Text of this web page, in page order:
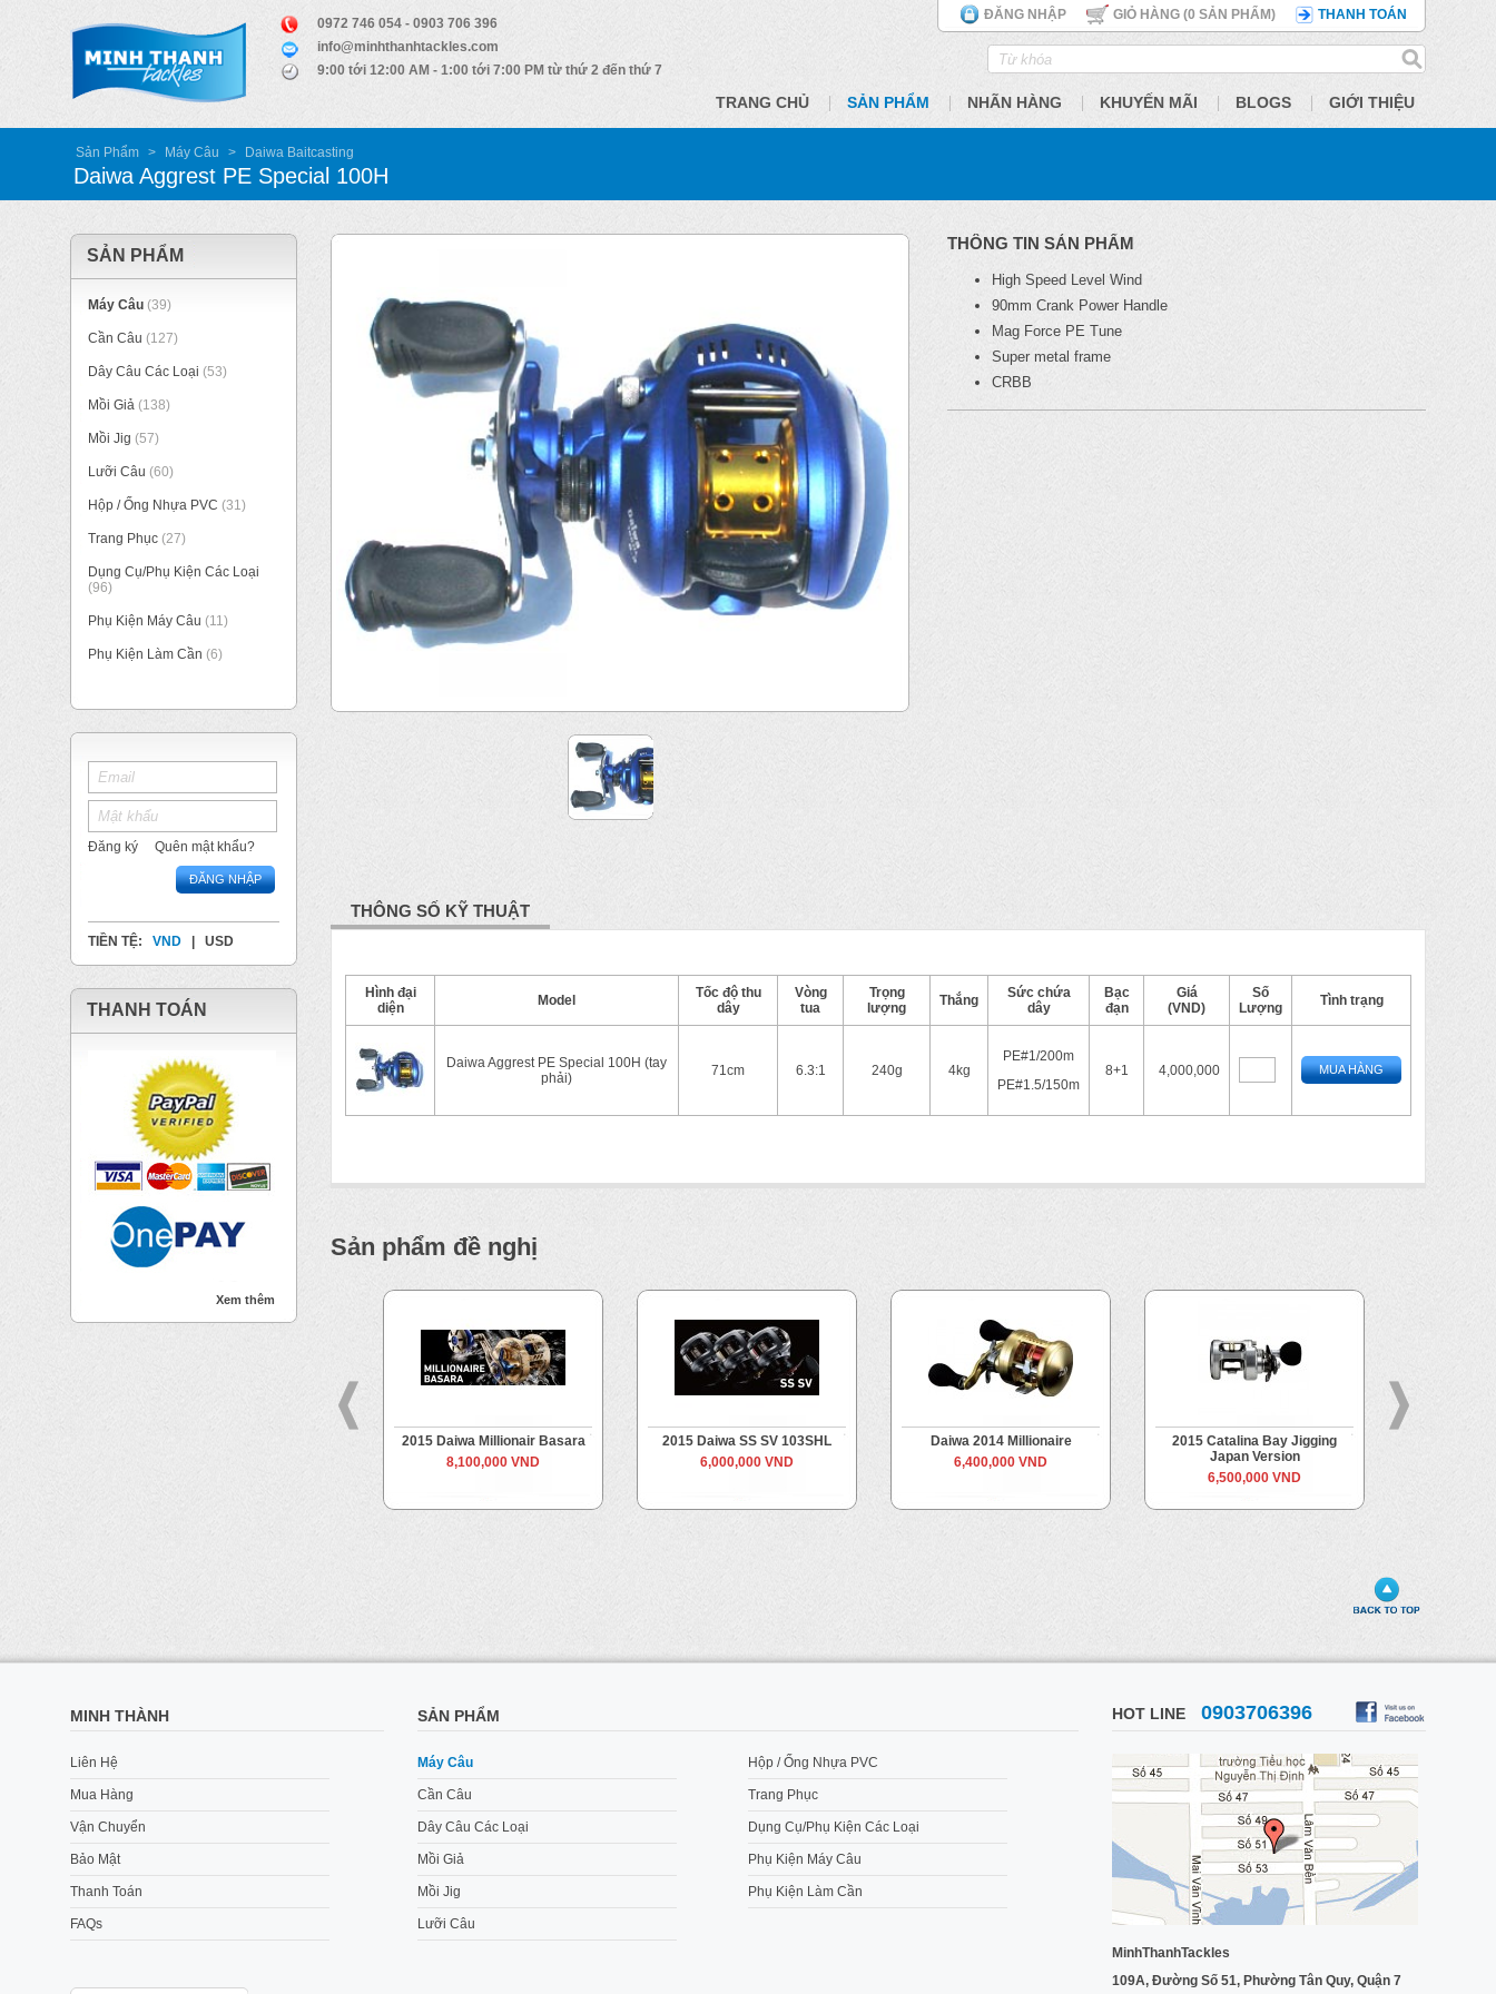
ĐĂNG NHẬP GIỎ HÀNG (0 SẢN PHẨM) THANH TOÁN
0972 746 054 - 0903 706 396
info@minhthanhtackles.com
9:00 tới 12:00 AM - 1:00 tới 7:00 PM từ thứ 2 đến thứ 7
TRANG CHỦ SẢN PHẨM NHÃN HÀNG KHUYẾN MÃI BLOGS GIỚI THIỆU
Sản Phẩm > Máy Câu > Daiwa Baitcasting
Daiwa Aggrest PE Special 100H
SẢN PHẨM
Máy Câu (39)
Cần Câu (127)
Dây Câu Các Loại (53)
Mồi Giả (138)
Mồi Jig (57)
Lưỡi Câu (60)
Hộp / Ống Nhựa PVC (31)
Trang Phục (27)
Dụng Cụ/Phụ Kiện Các Loại
(96)
Phụ Kiện Máy Câu (11)
Phụ Kiện Làm Cần (6)
Đăng ký Quên mật khẩu?
ĐĂNG NHẬP
TIỀN TỆ: VND USD
THANH TOÁN
Xem thêm
THÔNG TIN SẢN PHẨM
High Speed Level Wind
90mm Crank Power Handle
Mag Force PE Tune
Super metal frame
CRBB
THÔNG SỐ KỸ THUẬT
Hình đại
diện
Model
Tốc độ thu
dây
Vòng
tua
Trọng
lượng
Thắng
Sức chứa
dây
Bạc
đạn
Giá
(VND)
Số
Lượng
Tình trạng
Daiwa Aggrest PE Special 100H (tay
phải)
71cm 6.3:1 240g 4kg
PE#1/200m
PE#1.5/150m
8+1 4,000,000 MUA HÀNG
Sản phẩm đề nghị
2015 Daiwa Millionair Basara
8,100,000 VND
2015 Daiwa SS SV 103SHL
6,000,000 VND
Daiwa 2014 Millionaire
6,400,000 VND
2015 Catalina Bay Jigging
Japan Version
6,500,000 VND
MINH THÀNH
Liên Hệ
Mua Hàng
Vận Chuyển
Bảo Mật
Thanh Toán
FAQs
SẢN PHẨM
Máy Câu
Cần Câu
Dây Câu Các Loại
Mồi Giả
Mồi Jig
Lưỡi Câu
Hộp / Ống Nhựa PVC
Trang Phục
Dụng Cụ/Phụ Kiện Các Loại
Phụ Kiện Máy Câu
Phụ Kiện Làm Cần
HOT LINE 0903706396
MinhThanhTackles
109A, Đường Số 51, Phường Tân Quy, Quận 7